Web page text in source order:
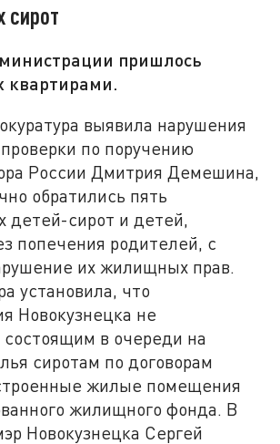
сирот
пришлось
квартирами.
выявила нарушения
по поручению
России Дмитрия Демешина,
обратились пять
детей-сирот и детей,
попечения родителей, с
их жилищных прав.
установила, что
Новокузнецка не
состоящим в очереди на
сиротам по договорам
жилые помещения
жилищного фонда. В
Новокузнецка Сергей